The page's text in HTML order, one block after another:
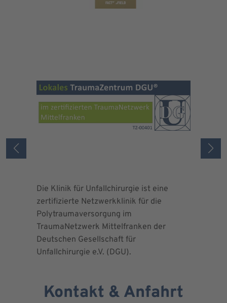
Die Klinik für Unfallchirurgie ist eine
zertifizierte Netzwerkklinik für die
Polytraumaversorgung im
TraumaNetzwerk Mittelfranken der
Deutschen Gesellschaft für
Unfallchirurgie e.V. (DGU).
Kontakt & Anfahrt